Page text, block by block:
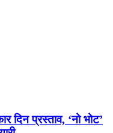
दिन प्रस्ताव, ‘नो भोट’